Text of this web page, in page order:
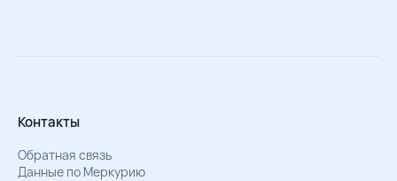
Контакты
Обратная связь
Данные по Меркурию